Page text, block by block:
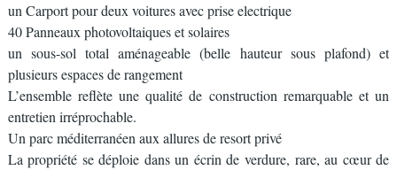
un Carport pour deux voitures avec prise electrique
40 Panneaux photovoltaiques et solaires
un sous-sol total aménageable (belle hauteur sous plafond) et
plusieurs espaces de rangement
L’ensemble reflète une qualité de construction remarquable et un
entretien irréprochable.
Un parc méditerranéen aux allures de resort privé
La propriété se déploie dans un écrin de verdure, rare, au cœur de